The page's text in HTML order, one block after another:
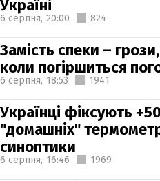
Україні
6 серпня, 20:00 824
Замість спеки –
коли погіршиться
6 серпня, 18:53 1941
Українці фіксують
"домашніх"
синоптики
6 серпня, 16:46 1969